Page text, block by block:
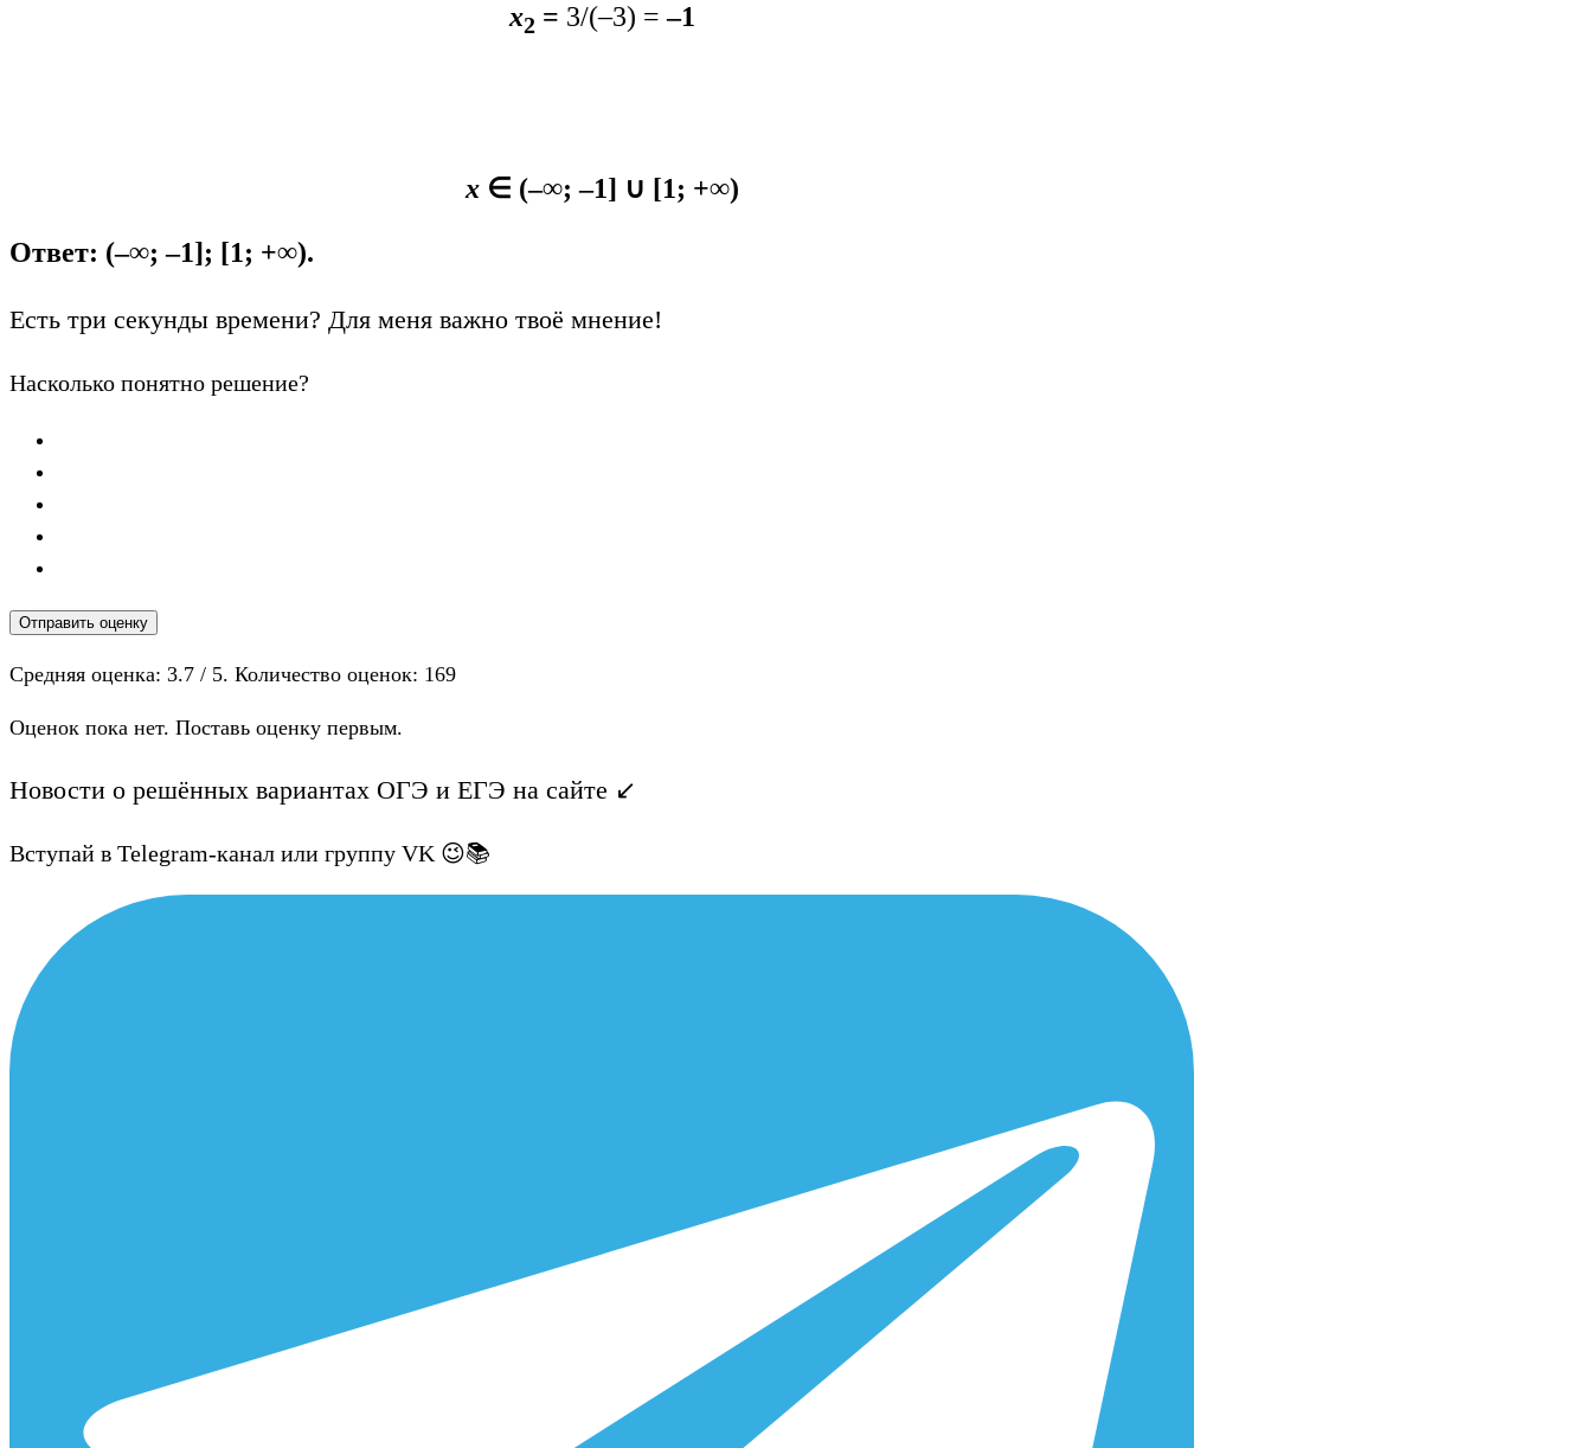
х2 = 3/(–3) = –1
х∈ (–∞; –1] ∪ [1; +∞)
Ответ: (–∞; –1]; [1; +∞).
Есть три секунды времени? Для меня важно твоё мнение!
Насколько понятно решение?
Отправить оценку
Средняя оценка: 3.7 / 5. Количество оценок: 169
Оценок пока нет. Поставь оценку первым.
Новости о решённых вариантах ОГЭ и ЕГЭ на сайте ↙️
Вступай в Telegram-канал или группу VK 😉📚